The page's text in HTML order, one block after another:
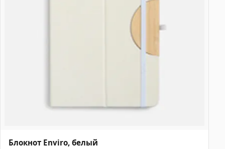
Блокнот Enviro, белый